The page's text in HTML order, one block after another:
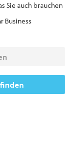
Sie auch brauchen
Business